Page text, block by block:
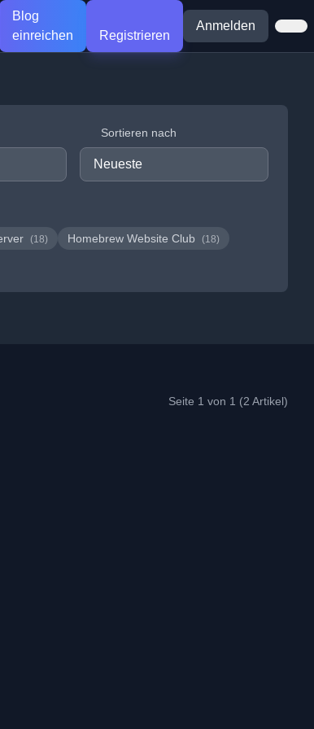
Blog
einreichen
Registrieren
Anmelden
Sortieren nach
(18) Homebrew Website Club (18)
Seite 1 von 1 (2 Artikel)